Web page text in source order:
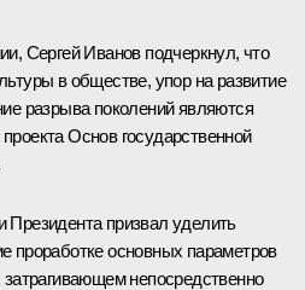
Сергей Ивановподчеркнул, что
в обществе, упор на развитие
разрыва поколений являются
Основ государственной
Президента призвал уделить
проработке основных параметров
непосредственно